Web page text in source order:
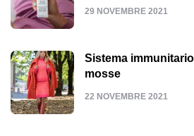
29 NOVEMBRE 2021
Sistema
mosse
22 NOVEMBRE 2021